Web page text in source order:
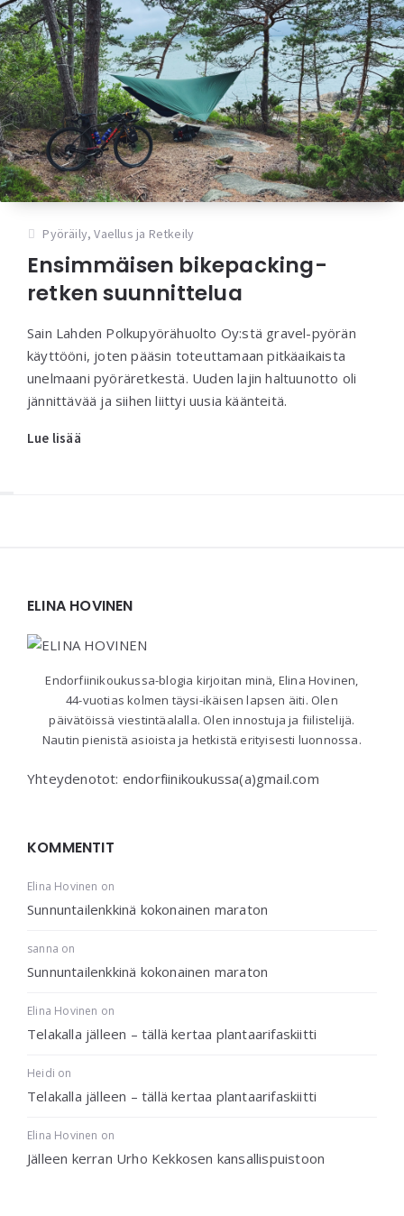
Pyöräily,Vaellus ja Retkeily
Ensimmäisen bikepacking-
retken suunnittelua
Sain Lahden Polkupyörähuolto Oy:stä gravel-pyörän
käyttööni, joten pääsin toteuttamaan pitkäaikaista
unelmaani pyöräretkestä. Uuden lajin haltuunotto oli
jännittävää ja siihen liittyi uusia käänteitä.
Lue lisää
ELINA HOVINEN
Endorfiinikoukussa-blogia kirjoitan minä, Elina Hovinen,
44-vuotias kolmen täysi-ikäisen lapsen äiti. Olen
päivätöissä viestintäalalla. Olen innostuja ja fiilistelijä.
Nautin pienistä asioista ja hetkistä erityisesti luonnossa.
Yhteydenotot: endorfiinikoukussa(a)gmail.com
KOMMENTIT
Elina Hovinen on
Sunnuntailenkkinä kokonainen maraton
sanna on
Sunnuntailenkkinä kokonainen maraton
Elina Hovinen on
Telakalla jälleen – tällä kertaa plantaarifaskiitti
Heidi on
Telakalla jälleen – tällä kertaa plantaarifaskiitti
Elina Hovinen on
Jälleen kerran Urho Kekkosen kansallispuistoon